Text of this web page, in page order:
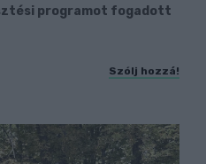
programot fogadott
Szólj hozzá!